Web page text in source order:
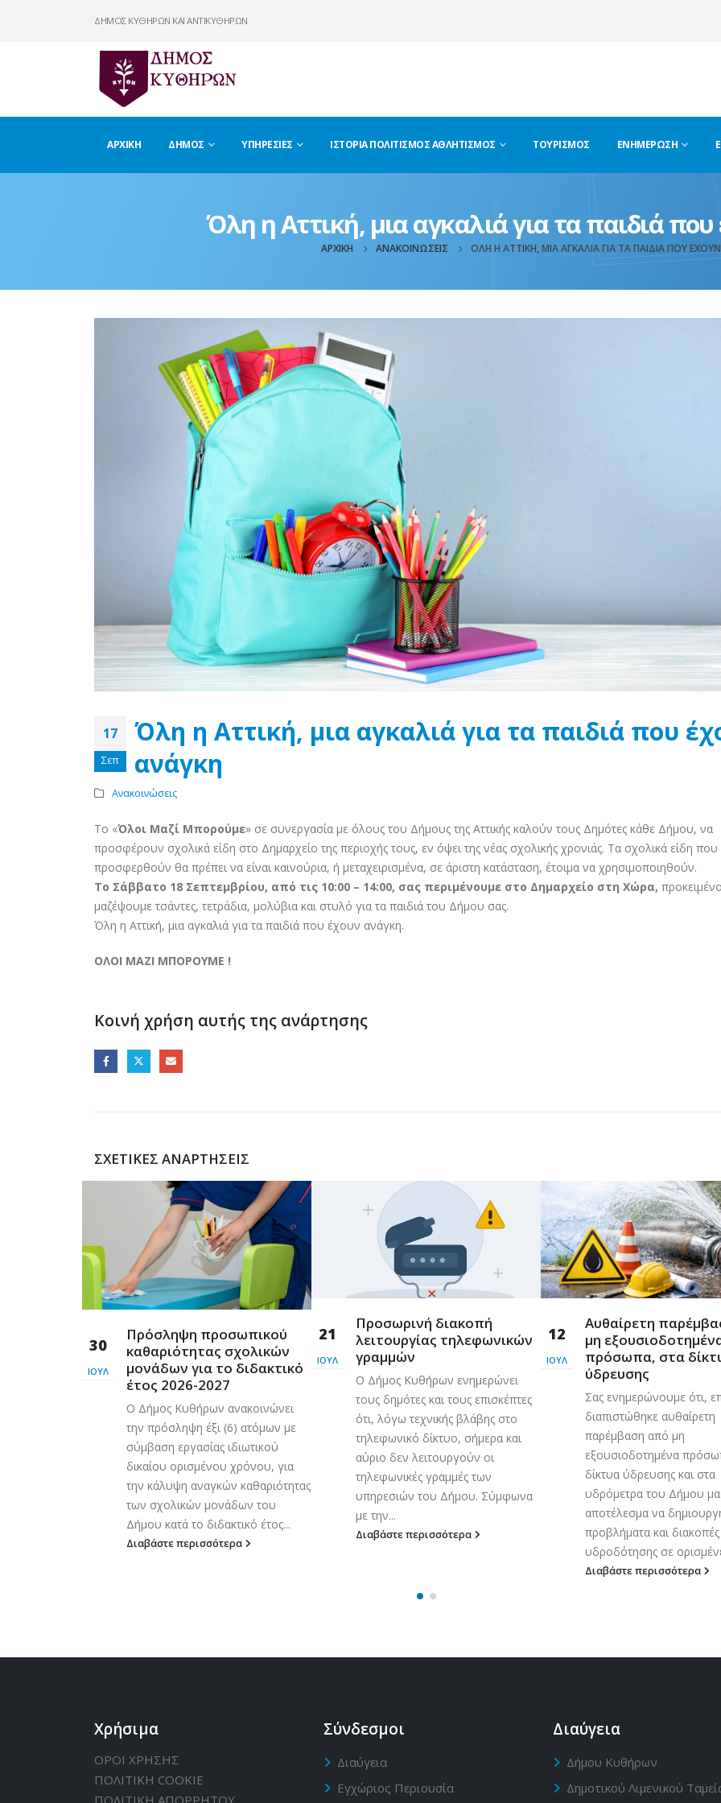
ΔΗΜΟΣ ΚΥΘΗΡΩΝ ΚΑΙ ΑΝΤΙΚΥΘΗΡΩΝ
ΑΡΧΙΚΉ ΔΉΜΟΣ ΥΠΗΡΕΣΊΕΣ ΙΣΤΟΡΊΑ ΠΟΛΙΤΙΣΜΌΣ ΑΘΛΗΤΙΣΜΌΣ ΤΟΥΡΙΣΜΌΣ ΕΝΗΜΈΡΩΣΗ
Όλη η Αττική, μια αγκαλιά για τα παιδιά
ΑΡΧΙΚΉ ΑΝΑΚΟΙΝΏΣΕΙΣ ΌΛΗ Η ΑΤΤΙΚΉ, ΜΙΑ ΑΓΚΑΛΙΆ ΓΙΑ ΤΑ ΠΑΙΔΙΆ ΠΟΥ
17
Σεπ
Όλη η Αττική, μια αγκαλιά για τα παιδιά που
ανάγκη
Ανακοινώσεις
Το «Όλοι Μαζί Μπορούμε» σε συνεργασία με όλους του Δήμους της Αττικής καλούν τους Δημότες κάθε Δήμου, να
προσφέρουν σχολικά είδη στο Δημαρχείο της περιοχής τους, εν όψει της νέας σχολικής χρονιάς. Τα σχολικά είδη
προσφερθούν θα πρέπει να είναι καινούρια, ή μεταχειρισμένα, σε άριστη κατάσταση, έτοιμα να χρησιμοποιηθούν.
Το Σάββατο 18 Σεπτεμβρίου, από τις 10:00 – 14:00, σας περιμένουμε στο Δημαρχείο στη Χώρα,
μαζέψουμε τσάντες, τετράδια, μολύβια και στυλό για τα παιδιά του Δήμου σας.
Όλη η Αττική, μια αγκαλιά για τα παιδιά που έχουν ανάγκη.
ΟΛΟΙ ΜΑΖΙ ΜΠΟΡΟΥΜΕ !
Κοινή χρήση αυτής της ανάρτησης
ΣΧΕΤΙΚΈΣ ΑΝΑΡΤΉΣΕΙΣ
30
ΙΟΎΛ
Πρόσληψη προσωπικού
καθαριότητας σχολικών
μονάδων για το διδακτικό
έτος 2026-2027
Ο Δήμος Κυθήρων ανακοινώνει
την πρόσληψη έξι (6) ατόμων με
σύμβαση εργασίας ιδιωτικού
δικαίου ορισμένου χρόνου, για
την κάλυψη αναγκών καθαριότητας
των σχολικών μονάδων του
Δήμου κατά το διδακτικό έτος...
Διαβάστε περισσότερα
21
ΙΟΎΛ
Προσωρινή διακοπή
λειτουργίας τηλεφωνικών
γραμμών
Ο Δήμος Κυθήρων ενημερώνει
τους δημότες και τους επισκέπτες
ότι, λόγω τεχνικής βλάβης στο
τηλεφωνικό δίκτυο, σήμερα και
αύριο δεν λειτουργούν οι
τηλεφωνικές γραμμές των
υπηρεσιών του Δήμου. Σύμφωνα
με την...
Διαβάστε περισσότερα
12
ΙΟΎΛ
Aυθαίρετη
μη
πρόσωπα, στα
ύδρευσης
Σας ενημερώνουμε ότι,
διαπιστώθηκε αυθαίρετη
παρέμβαση από μη
εξουσιοδοτημένα
δίκτυα ύδρευσης και στα
υδρόμετρα του Δήμου
αποτέλεσμα να
προβλήματα και διακοπές
υδροδότησης σε
Διαβάστε περισσότερα
Χρήσιμα
ΟΡΟΙ ΧΡΗΣΗΣ
ΠΟΛΙΤΙΚΗ CΟΟΚΙΕ
ΠΟΛΙΤΙΚΗ ΑΠΟΡΡΗΤΟΥ
Σύνδεσμοι
Διαύγεια
Εγχώριος Περιουσία
Διαύγεια
Δήμου Κυθήρων
Δημοτικού Λιμενικού